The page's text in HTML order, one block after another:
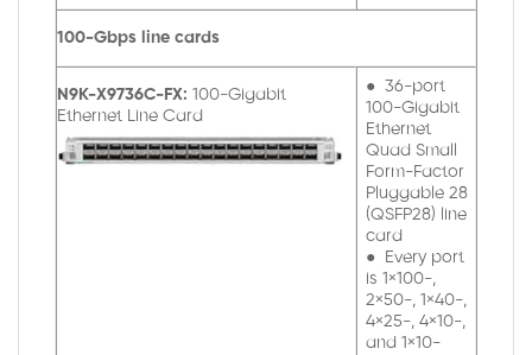
100-Gbps line cards
N9K-X9736C-FX: 100-Gigabit
Ethernet Line Card
● 36-port
100-Gigabit
Ethernet
Quad Small
Form-Factor
Pluggable 28
(QSFP28) line
card
● Every port
is 1×100-,
2×50-, 1×40-,
4×25-, 4×10-,
and 1×10-